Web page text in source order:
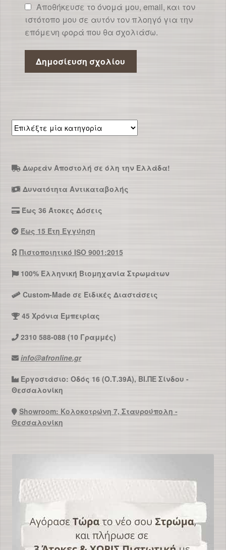
Αποθήκευσε το όνομά μου, email, και τον
ιστότοπο μου σε αυτόν τον πλοηγό για την
επόμενη φορά που θα σχολιάσω.
Επιλέξτε
μία
Δωρεάν Αποστολή σε όλη την Ελλάδα!
Δυνατότητα Αντικαταβολής
Έως 36 Άτοκες Δόσεις
Έως 15 Έτη Εγγύηση
Πιστοποιητικό ISO 9001:2015
100% Ελληνική Βιομηχανία Στρωμάτων
Custom-Made σε Ειδικές Διαστάσεις
45 Χρόνια Εμπειρίας
2310 588-088 (10 Γραμμές)
info@afronline.gr
Εργοστάσιο: Οδός 16 (Ο.Τ.39Α), ΒΙ.ΠΕ Σίνδου -
Θεσσαλονίκη
Showroom: Κολοκοτρώνη 7, Σταυρούπολη -
Θεσσαλονίκη